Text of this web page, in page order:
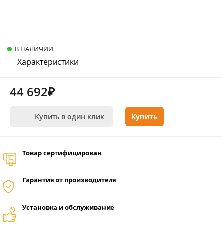
В НАЛИЧИИ
Характеристики
44 692₽
Купить в один клик Купить
Товар сертифицирован
Гарантия от производителя
Установка и обслуживание